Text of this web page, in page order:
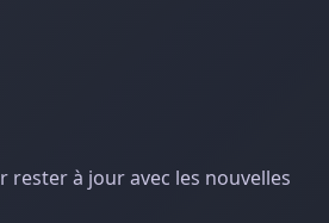
à jour avec les nouvelles